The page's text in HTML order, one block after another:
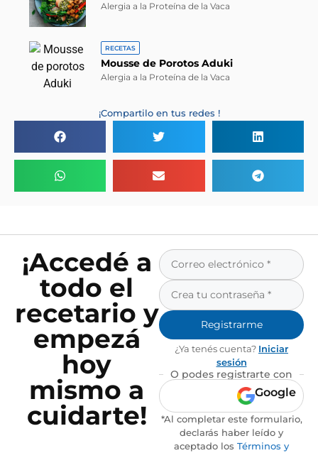
Alergia a la Proteína de la Vaca
RECETAS
Mousse de Porotos Aduki
Alergia a la Proteína de la Vaca
¡Compartilo en tus redes !
¡Accedé a
todo el
recetario y
empezá
hoy
mismo a
cuidarte!
Registrarme
¿Ya tenés cuenta? Iniciar
sesión
O podes registrarte con
Google
*Al completar este formulario,
declarás haber leído y
aceptado los Términos y